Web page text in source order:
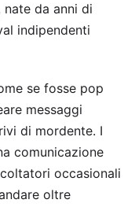
da anni di
indipendenti
se fosse pop
messaggi
di mordente. I
comunicazione
occasionali
oltre